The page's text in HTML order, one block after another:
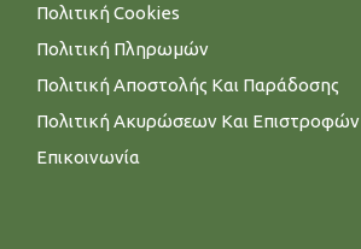
Πολιτική Cookies
Πολιτική Πληρωμών
Πολιτική Αποστολής Και Παράδοσης
Πολιτική Ακυρώσεων Και Επιστροφών
Επικοινωνία